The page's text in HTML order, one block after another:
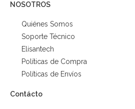
NOSOTROS
Quiénes Somos
Soporte Técnico
Elisantech
Políticas de Compra
Políticas de Envíos
Contácto